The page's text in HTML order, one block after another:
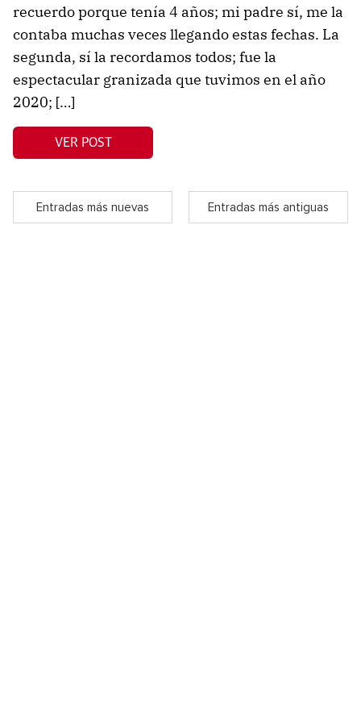
recuerdo porque tenía 4 años; mi padre sí, me la
contaba muchas veces llegando estas fechas. La
segunda, sí la recordamos todos; fue la
espectacular granizada que tuvimos en el año
2020; […]
VER POST
Entradas más nuevas Entradas más antiguas